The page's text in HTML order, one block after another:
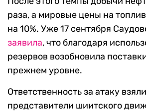
раза, а мировые цены на
на 10%. Уже 17 сентября
заявила, что благодаря
резервов возобновила
прежнем уровне.
Ответственность за атаку
представители шиитского